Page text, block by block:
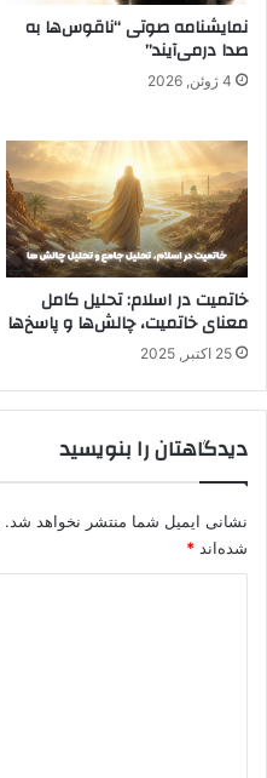
نمایشنامه صوتی “ناقوس‌ها به
صدا در‌می‌آیند”
4 ژوئن, 2026
خاتمیت در اسلام: تحلیل کامل
معنای خاتمیت، چالش‌ها و پاسخ‌ها
25 اکتبر, 2025
دیدگاهتان را بنویسید
نشانی ایمیل شما منتشر نخواهد شد.
شده‌اند *